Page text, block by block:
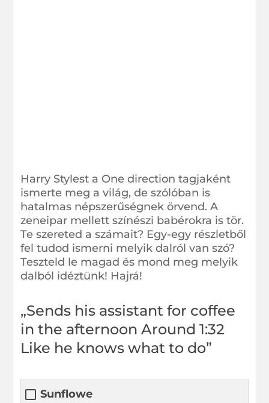
Harry Stylest a One direction tagjaként
ismerte meg a világ, de szólóban is
hatalmas népszerűségnek örvend. A
zeneipar mellett színészi babérokra is tör.
Te szereted a számait? Egy-egy részletből
fel tudod ismerni melyik dalról van szó?
Teszteld le magad és mond meg melyik
dalból idéztünk! Hajrá!
„Sends his assistant for coffee
in the afternoon Around 1:32
Like he knows what to do”
Sunflowe